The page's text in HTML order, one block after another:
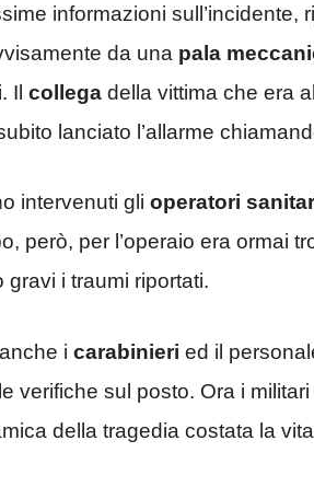
informazioni sull’incidente,
da una pala
Il collega della vittima che era
lanciato l’allarme
intervenuti gli operatori
però, per l’operaio era ormai
gravi i traumi riportati.
i carabinieri ed il
verifiche sul posto. Ora i
della tragedia costata la